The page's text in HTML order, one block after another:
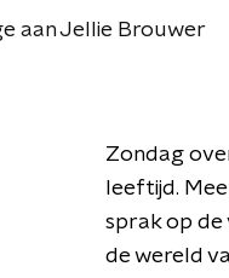
aan Jellie Brouwer
Zondag
leeftijd.
sprak op de
de wereld